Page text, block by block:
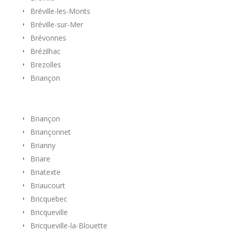
Bréville-les-Monts
Bréville-sur-Mer
Brévonnes
Brézilhac
Brezolles
Briançon
Briançon
Briançonnet
Brianny
Briare
Briatexte
Briaucourt
Bricquebec
Bricqueville
Bricqueville-la-Blouette